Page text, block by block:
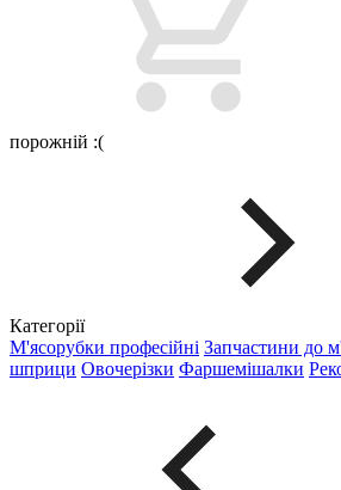
порожній :(
Категорії
М'ясорубки професійні Запчастини до
шприци Овочерізки Фаршемішалки